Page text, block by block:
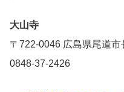
大山寺
〒722-0046 広島県尾道市
0848-37-2426